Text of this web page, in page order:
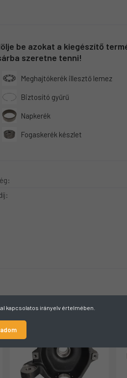
be azokat a kiegészítő
szeretne tenni!
Meghajtókerék illesztő lemez
Biztosító gyűrű
Napkerék
Fogaskerék készlet
kapcsolatos irányelv értelmében.